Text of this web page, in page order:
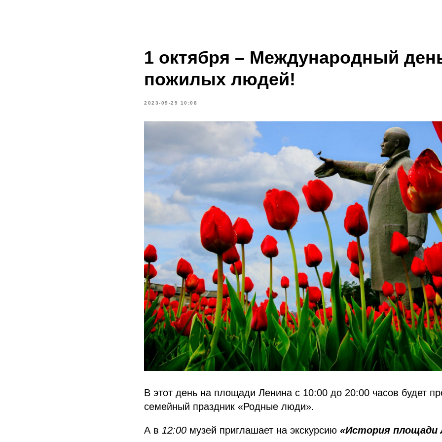
1 октября – Международный
пожилых людей!
2023-09-29 10:08
В этот день на площади Ленина с 10:00 до 20:00 часов будет
семейный праздник «Родные люди».
А в 12:00 музей приглашает на экскурсию «История площади